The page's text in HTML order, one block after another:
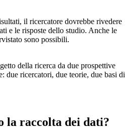
il ricercatore dovrebbe rivedere
e le risposte dello studio. Anche le
sono possibili.
della ricerca da due prospettive
due ricercatori, due teorie, due basi di
la raccolta dei dati?